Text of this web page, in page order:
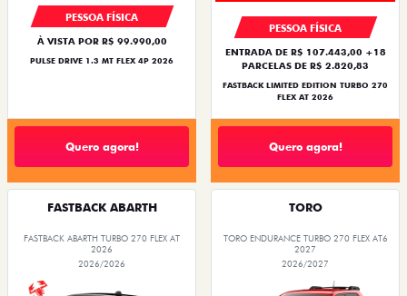
PESSOA FÍSICA
À VISTA POR R$ 99.990,00
PULSE DRIVE 1.3 MT FLEX 4P 2026
Quero agora!
PESSOA FÍSICA
ENTRADA DE R$ 107.443,00 +18
PARCELAS DE R$ 2.820,83
FASTBACK LIMITED EDITION TURBO 270
FLEX AT 2026
Quero agora!
FASTBACK ABARTH
FASTBACK ABARTH TURBO 270 FLEX AT
2026
2026/2026
TORO
TORO ENDURANCE TURBO 270 FLEX AT6
2027
2026/2027